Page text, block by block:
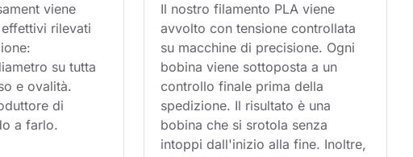
viene
rilevati
su tutta
e ovalità.
di
a farlo.
Il nostro filamento PLA viene
avvolto con tensione controllata
su macchine di precisione. Ogni
bobina viene sottoposta a un
controllo finale prima della
spedizione. Il risultato è una
bobina che si srotola senza
intoppi dall'inizio alla fine. Inoltre,